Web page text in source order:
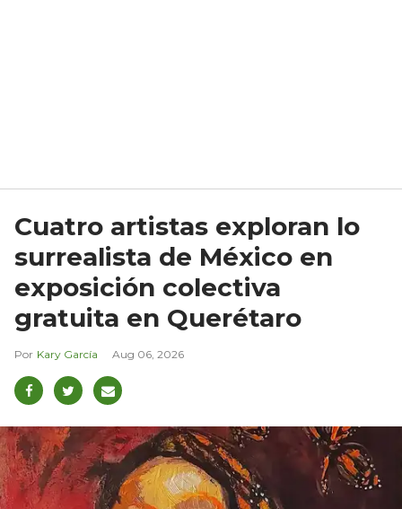
Cuatro artistas exploran lo
surrealista de México en
exposición colectiva
gratuita en Querétaro
Kary García Aug 06, 2026